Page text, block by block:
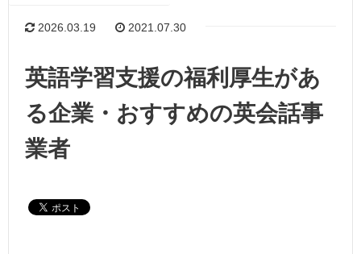
2026.03.19 2021.07.30
英語学習支援の福利厚生があ
る企業・おすすめの英会話事
業者